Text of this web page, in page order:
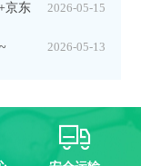
2026-05-15
京东
2026-05-13